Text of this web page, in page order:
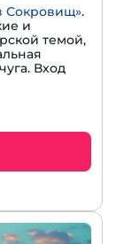
Сокровищ».
и
темой,
Вход